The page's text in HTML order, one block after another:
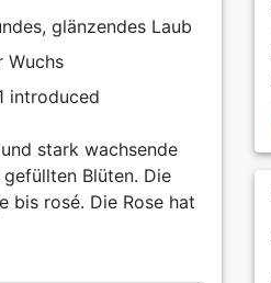
glänzendes Laub
Wuchs
introduced
stark wachsende
Blüten. Die
bis rosé. Die Rose hat